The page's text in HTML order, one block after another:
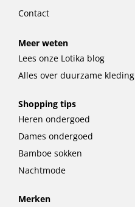
Contact
Meer weten
Lees onze Lotika blog
Alles over duurzame kleding
Shopping tips
Heren ondergoed
Dames ondergoed
Bamboe sokken
Nachtmode
Merken